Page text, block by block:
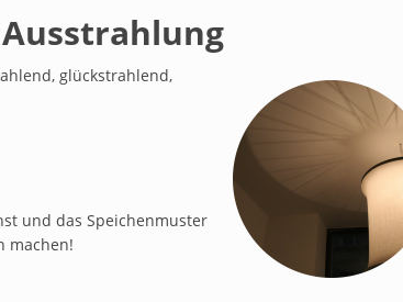
glückstrahlend,
und das Speichenmuster
machen!